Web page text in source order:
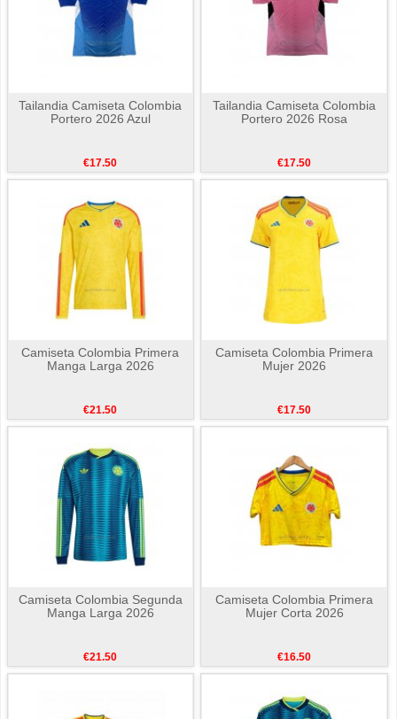
Tailandia Camiseta Colombia
Portero 2026 Azul
€17.50
Tailandia Camiseta Colombia
Portero 2026 Rosa
€17.50
Camiseta Colombia Primera
Manga Larga 2026
€21.50
Camiseta Colombia Primera
Mujer 2026
€17.50
Camiseta Colombia Segunda
Manga Larga 2026
€21.50
Camiseta Colombia Primera
Mujer Corta 2026
€16.50